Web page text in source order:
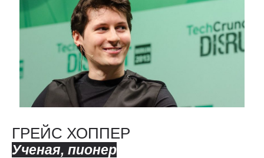
ГРЕЙС ХОППЕР
Ученая, пионер